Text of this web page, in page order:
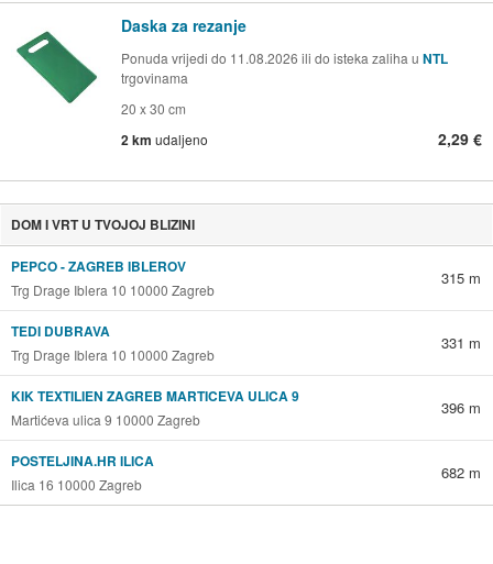
Daska za rezanje
Ponuda vrijedi do 11.08.2026 ili do isteka zaliha u NTL
trgovinama
20 x 30 cm
2 km udaljeno 2,29 €
DOM I VRT U TVOJOJ BLIZINI
PEPCO - ZAGREB IBLEROV
Trg Drage Iblera 10 10000 Zagreb
315 m
TEDI DUBRAVA
Trg Drage Iblera 10 10000 Zagreb
331 m
KIK TEXTILIEN ZAGREB MARTICEVA ULICA 9
Martićeva ulica 9 10000 Zagreb
396 m
POSTELJINA.HR ILICA
Ilica 16 10000 Zagreb
682 m